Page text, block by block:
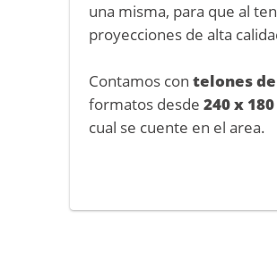
una misma, para que al
proyecciones de alta
Contamos contelones
formatos desde240 x
cual se cuente en el area.